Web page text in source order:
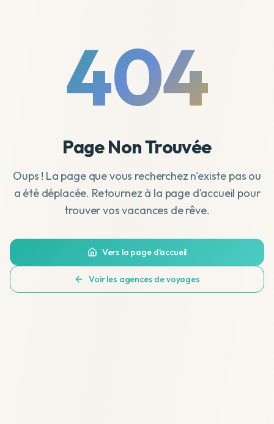
404
Page Non Trouvée
Oups ! La page que vous recherchez n'existe pas ou
a été déplacée. Retournez à la page d'accueil pour
trouver vos vacances de rêve.
Vers la page d'accueil
Voir les agences de voyages